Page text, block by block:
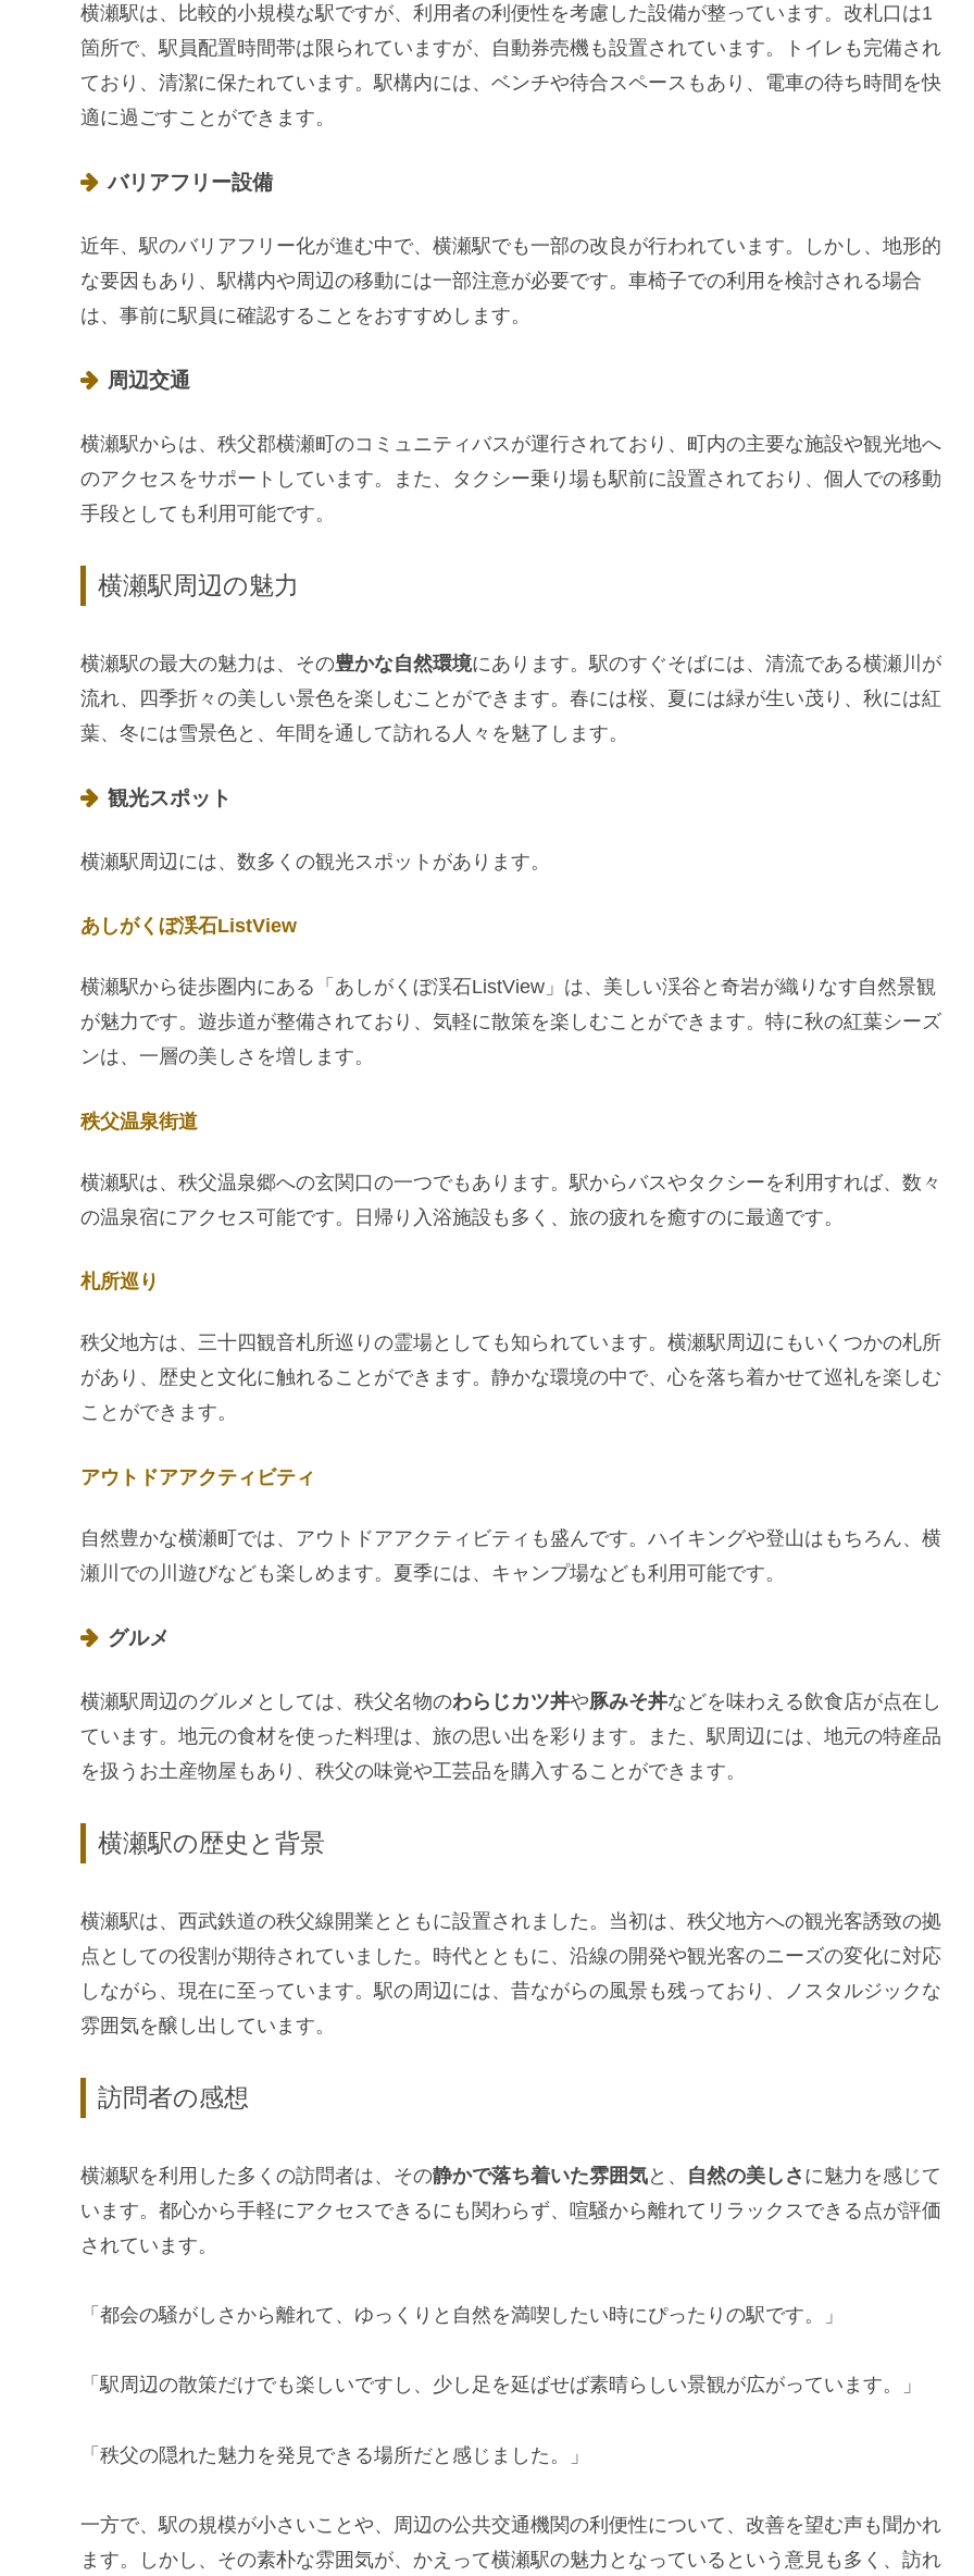
横瀬駅は、比較的小規模な駅ですが、利用者の利便性を考慮した設備が整っています。改札口は1
箇所で、駅員配置時間帯は限られていますが、自動券売機も設置されています。トイレも完備され
ており、清潔に保たれています。駅構内には、ベンチや待合スペースもあり、電車の待ち時間を快
適に過ごすことができます。
バリアフリー設備
近年、駅のバリアフリー化が進む中で、横瀬駅でも一部の改良が行われています。しかし、地形的
な要因もあり、駅構内や周辺の移動には一部注意が必要です。車椅子での利用を検討される場合
は、事前に駅員に確認することをおすすめします。
周辺交通
横瀬駅からは、秩父郡横瀬町のコミュニティバスが運行されており、町内の主要な施設や観光地へ
のアクセスをサポートしています。また、タクシー乗り場も駅前に設置されており、個人での移動
手段としても利用可能です。
横瀬駅周辺の魅力
横瀬駅の最大の魅力は、その豊かな自然環境にあります。駅のすぐそばには、清流である横瀬川が
流れ、四季折々の美しい景色を楽しむことができます。春には桜、夏には緑が生い茂り、秋には紅
葉、冬には雪景色と、年間を通して訪れる人々を魅了します。
観光スポット
横瀬駅周辺には、数多くの観光スポットがあります。
あしがくぼ渓石ListView
横瀬駅から徒歩圏内にある「あしがくぼ渓石ListView」は、美しい渓谷と奇岩が織りなす自然景観
が魅力です。遊歩道が整備されており、気軽に散策を楽しむことができます。特に秋の紅葉シーズ
ンは、一層の美しさを増します。
秩父温泉街道
横瀬駅は、秩父温泉郷への玄関口の一つでもあります。駅からバスやタクシーを利用すれば、数々
の温泉宿にアクセス可能です。日帰り入浴施設も多く、旅の疲れを癒すのに最適です。
札所巡り
秩父地方は、三十四観音札所巡りの霊場としても知られています。横瀬駅周辺にもいくつかの札所
があり、歴史と文化に触れることができます。静かな環境の中で、心を落ち着かせて巡礼を楽しむ
ことができます。
アウトドアアクティビティ
自然豊かな横瀬町では、アウトドアアクティビティも盛んです。ハイキングや登山はもちろん、横
瀬川での川遊びなども楽しめます。夏季には、キャンプ場なども利用可能です。
グルメ
横瀬駅周辺のグルメとしては、秩父名物のわらじカツ丼や豚みそ丼などを味わえる飲食店が点在し
ています。地元の食材を使った料理は、旅の思い出を彩ります。また、駅周辺には、地元の特産品
を扱うお土産物屋もあり、秩父の味覚や工芸品を購入することができます。
横瀬駅の歴史と背景
横瀬駅は、西武鉄道の秩父線開業とともに設置されました。当初は、秩父地方への観光客誘致の拠
点としての役割が期待されていました。時代とともに、沿線の開発や観光客のニーズの変化に対応
しながら、現在に至っています。駅の周辺には、昔ながらの風景も残っており、ノスタルジックな
雰囲気を醸し出しています。
訪問者の感想
横瀬駅を利用した多くの訪問者は、その静かで落ち着いた雰囲気と、 自然の美しさ に魅力を感じて
います。都心から手軽にアクセスできるにも関わらず、喧騒から離れてリラックスできる点が評価
されています。
「都会の騒がしさから離れて、ゆっくりと自然を満喫したい時にぴったりの駅です。」
「駅周辺の散策だけでも楽しいですし、少し足を延ばせば素晴らしい景観が広がっています。」
「秩父の隠れた魅力を発見できる場所だと感じました。」
一方で、駅の規模が小さいことや、周辺の公共交通機関の利便性について、改善を望む声も聞かれ
ます。しかし、その素朴な雰囲気が、かえって横瀬駅の魅力となっているという意見も多く、訪れ